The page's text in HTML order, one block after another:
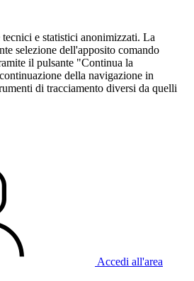
e statistici anonimizzati. La
selezione dell'apposito comando
il pulsante "Continua la
della navigazione in
di tracciamento diversi da quelli
Accedi all'area